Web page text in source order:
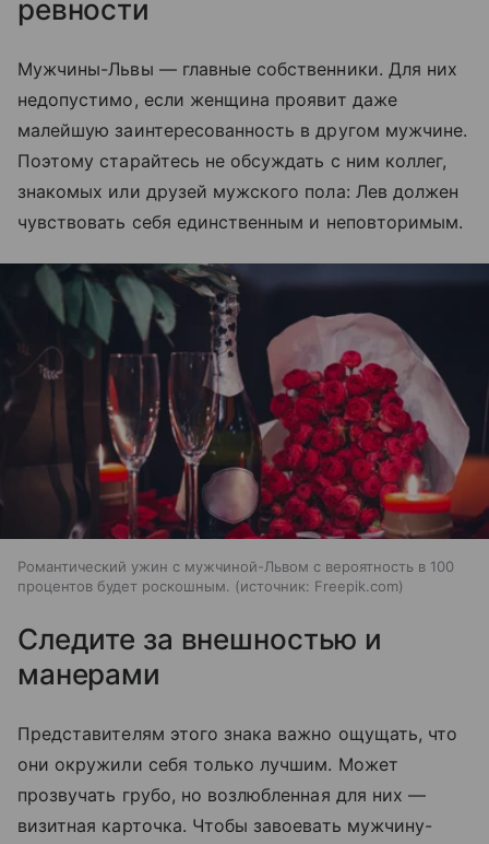
ревности
Мужчины-Львы — главные собственники. Для них
недопустимо, если женщина проявит даже
малейшую заинтересованность в другом мужчине.
Поэтому старайтесь не обсуждать с ним коллег,
знакомых или друзей мужского пола: Лев должен
чувствовать себя единственным и неповторимым.
Романтический ужин с мужчиной-Львом с вероятность в 100
процентов будет роскошным.
источник: Freepik.com
Следите за внешностью и
манерами
Представителям этого знака важно ощущать, что
они окружили себя только лучшим. Может
прозвучать грубо, но возлюбленная для них —
визитная карточка. Чтобы завоевать мужчину-